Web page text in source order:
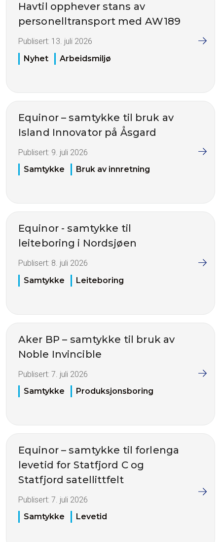
Havtil opphever stans av
personelltransport med AW189
Publisert: 13. juli 2026
Nyhet
Arbeidsmiljø
Equinor – samtykke til bruk av
Island Innovator på Åsgard
Publisert: 9. juli 2026
Samtykke
Bruk av innretning
Equinor - samtykke til
leiteboring i Nordsjøen
Publisert: 8. juli 2026
Samtykke
Leiteboring
Aker BP – samtykke til bruk av
Noble Invincible
Publisert: 7. juli 2026
Samtykke
Produksjonsboring
Equinor – samtykke til forlenga
levetid for Statfjord C og
Statfjord satellittfelt
Publisert: 7. juli 2026
Samtykke
Levetid